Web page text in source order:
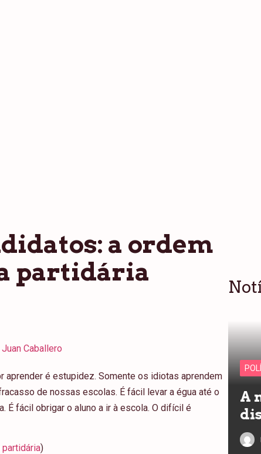
a ordem
partidária
Caballero
aprender é estupidez. Somente os idiotas aprendem
de nossas escolas. É fácil levar a égua até o
É fácil obrigar o aluno a ir à escola. O difícil é
partidária)
A